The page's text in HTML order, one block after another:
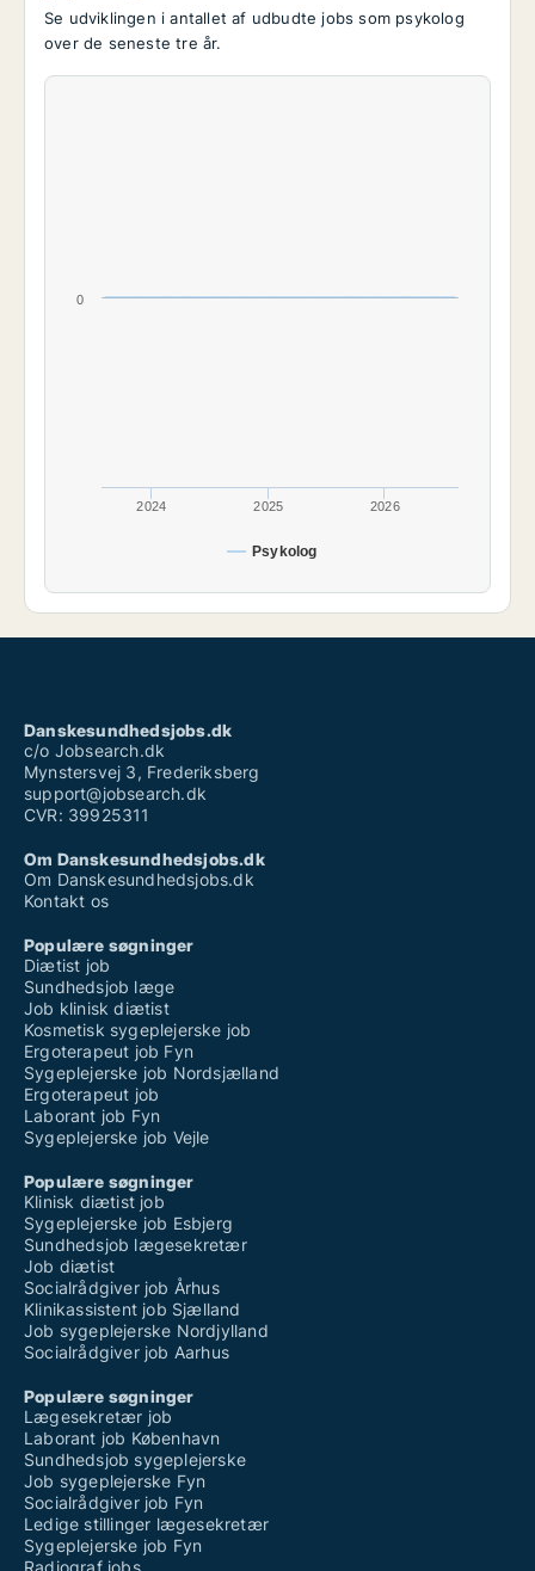
Se udviklingen i antallet af udbudte jobs som psykolog
over de seneste tre år.
Psykolog
2024 2025 2026
0
Danskesundhedsjobs.dk
c/o Jobsearch.dk
Mynstersvej 3, Frederiksberg
support@jobsearch.dk
CVR: 39925311
Om Danskesundhedsjobs.dk
Om Danskesundhedsjobs.dk
Kontakt os
Populære søgninger
Diætist job
Sundhedsjob læge
Job klinisk diætist
Kosmetisk sygeplejerske job
Ergoterapeut job Fyn
Sygeplejerske job Nordsjælland
Ergoterapeut job
Laborant job Fyn
Sygeplejerske job Vejle
Populære søgninger
Klinisk diætist job
Sygeplejerske job Esbjerg
Sundhedsjob lægesekretær
Job diætist
Socialrådgiver job Århus
Klinikassistent job Sjælland
Job sygeplejerske Nordjylland
Socialrådgiver job Aarhus
Populære søgninger
Lægesekretær job
Laborant job København
Sundhedsjob sygeplejerske
Job sygeplejerske Fyn
Socialrådgiver job Fyn
Ledige stillinger lægesekretær
Sygeplejerske job Fyn